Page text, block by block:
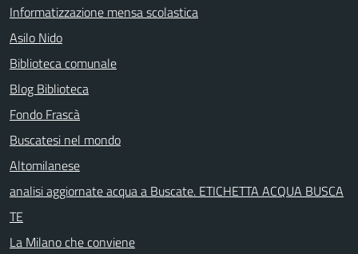
Informatizzazione mensa scolastica
Asilo Nido
Biblioteca comunale
Blog Biblioteca
Fondo Frascà
Buscatesi nel mondo
Altomilanese
analisi aggiornate acqua a Buscate. ETICHETTA ACQUA BUSCA
TE
La Milano che conviene